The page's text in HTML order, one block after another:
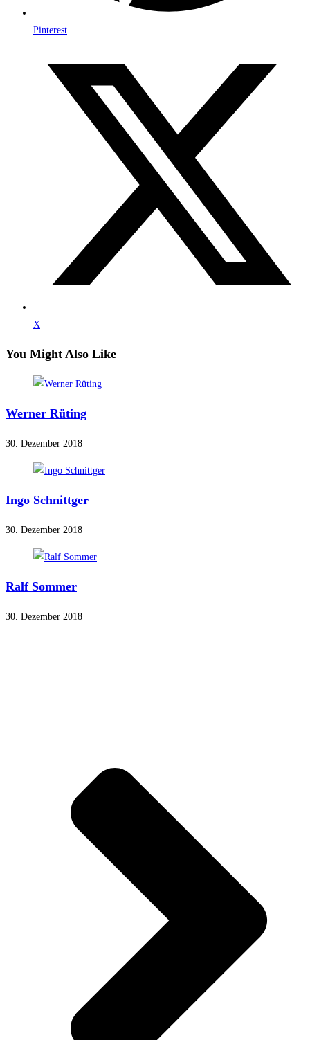
Pinterest
X
You Might Also Like
Werner Rüting
30. Dezember 2018
Ingo Schnittger
30. Dezember 2018
Ralf Sommer
30. Dezember 2018